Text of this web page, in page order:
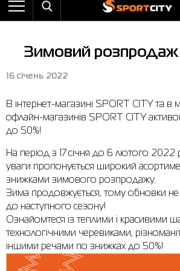
Назад
Штани
Вітрівки
Жилети
Комбінезони
Костюми
Куртки
Легінси
Майки
Сукні
Назад
Кросівки
Пляжне взуття
Напівчеревики
Сандалі
Чоботи
Назад
Бейсболки та панами
Бокс
Гірськолижний інвентар
М'ячі
Шкарпетки
Плавання
Рюкзаки
Сумки
Доглядові засоби
Назад
Arena
Asics
Columbia
Evoids
Jack Wolfskin
New Balance
Nike
Puma
Radder
Назад
Бра
Штани
Вітрівки
Костюми
Куртки
Толстовки
Футболки
Черевики
Кросівки
Назад
Повернення та обмін
Гарантія на товари
Магазини
Контакт центр
Програма лояльності
Новини
Особистий кабінет
Зимовий розпродаж
16 січень 2022
В інтернет-магазині SPORT CITY та в
офлайн-магазинів SPORT CITY
до 50%!
На період з 17 січня до 6 лютого 2022
уваги пропонується широкий
знижками зимового розпродажу.
Зима продовжується, тому обновки не
до наступного сезону!
Ознайомтеся із теплими і красивими
технологічними черевиками,
іншими речами по знижках до 50%!